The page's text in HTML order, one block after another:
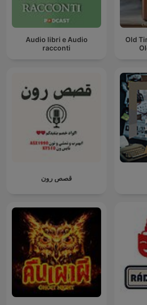
Audio libri e Audio
racconti
Old
قصص رون